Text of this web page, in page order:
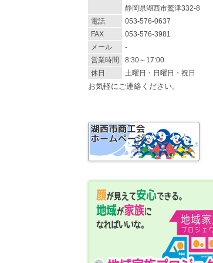
静岡県湖西市鷲津332-8
電話
053-576-0637
FAX
053-576-3981
メール
-
営業時間
8:30～17:00
休日
土曜日・日曜日・祝日
お気軽にご連絡ください。